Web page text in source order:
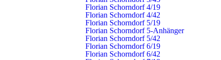
Florian Schorndorf 4/19
Florian Schorndorf 4/42
Florian Schorndorf 5/19
Florian Schorndorf 5-Anhänger
Florian Schorndorf 5/42
Florian Schorndorf 6/19
Florian Schorndorf 6/42
Sie liegt 20 Kilometer südöstlich von Stuttgart in Baden-
Württemberg. Im Jahr 1834 kam hier Gottlieb Daimler, der Erfinder
des »leichten, schnelllaufenden Benzinmotors« zur Welt. Deshalb
wird unsere Stadt auch als die »Daimlerstadt« bezeichnet.